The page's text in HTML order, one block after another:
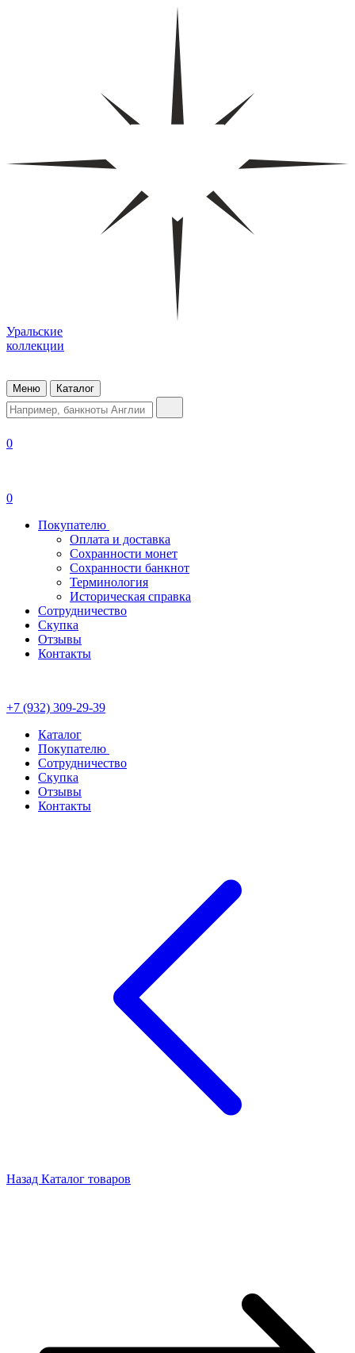
Уральские
коллекции
Меню Каталог
0
0
Покупателю
Оплата и доставка
Сохранности монет
Сохранности банкнот
Терминология
Историческая справка
Сотрудничество
Скупка
Отзывы
Контакты
+7 (932) 309-29-39
Каталог
Покупателю
Сотрудничество
Скупка
Отзывы
Контакты
Назад Каталог товаров